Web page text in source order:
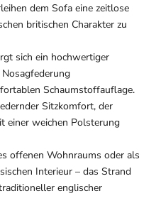
dem Sofa eine zeitlose
britischen Charakter zu
sich ein hochwertiger
Schaumstoffauflage.
Sitzkomfort, der
einer weichen Polsterung
offenen Wohnraums oder als
Interieur – das Strand
englischer